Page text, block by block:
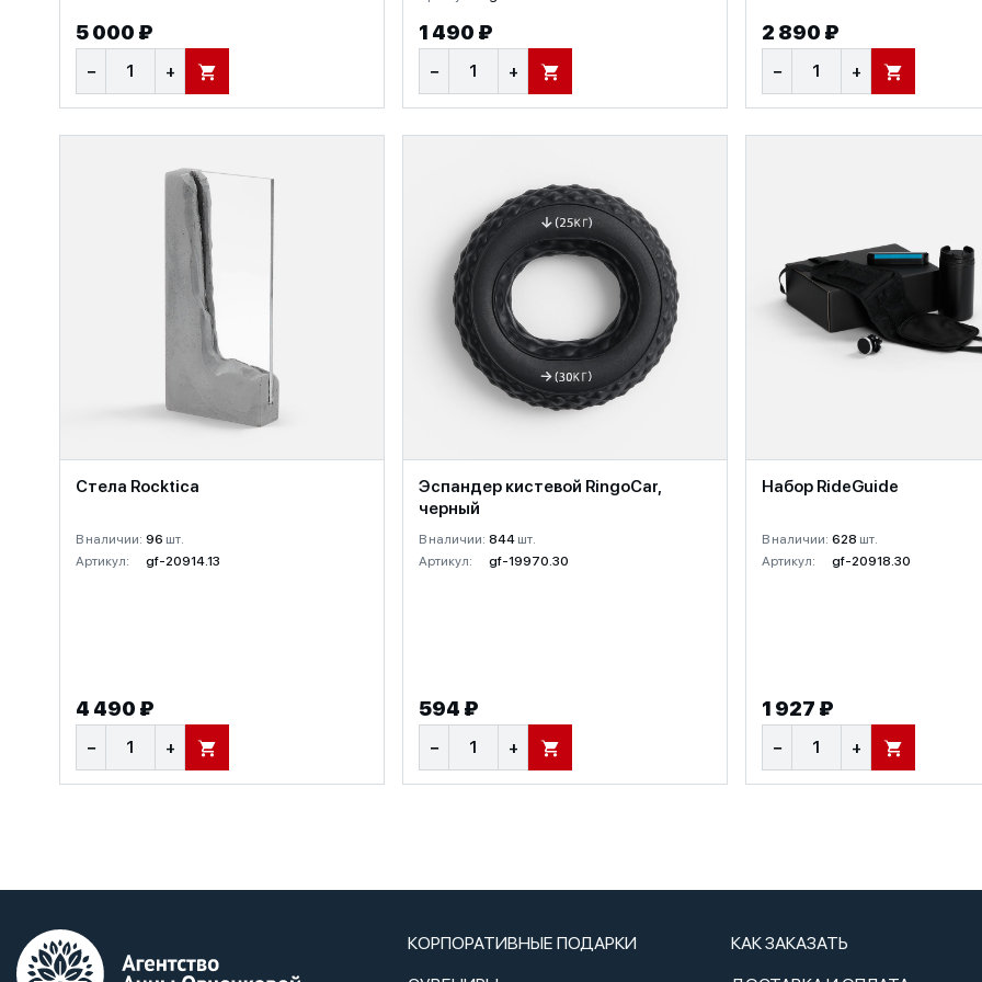
5 000 ₽
− + В КОРЗИНУ
1 490 ₽
− + В КОРЗИНУ
2 890 ₽
− + В КОРЗИНУ
Стела Rocktica
В наличии: 96 шт.
Артикул:
gf-20914.13
4 490 ₽
− + В КОРЗИНУ
Эспандер кистевой RingoCar,
черный
В наличии: 844 шт.
Артикул:
gf-19970.30
594 ₽
− + В КОРЗИНУ
Набор RideGuide
В наличии: 628 шт.
Артикул:
gf-20918.30
1 927 ₽
− + В КОРЗИНУ
КОРПОРАТИВНЫЕ ПОДАРКИ
КАК ЗАКАЗАТЬ